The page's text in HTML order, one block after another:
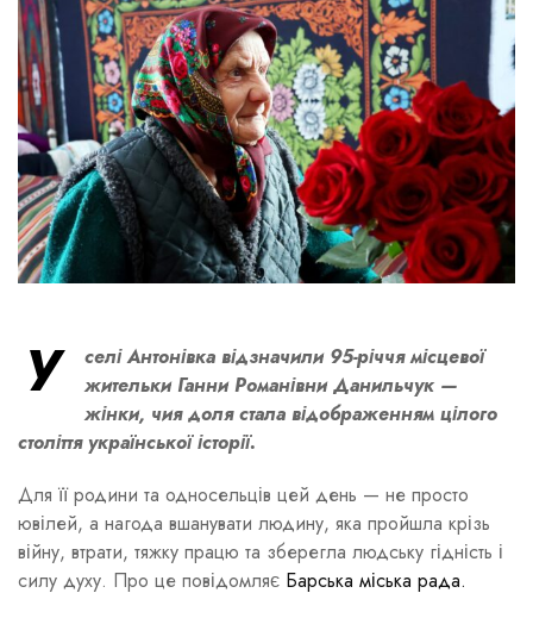
У
селі Антонівка відзначили 95-річчя місцевої
жительки Ганни Романівни Данильчук —
жінки, чия доля стала відображенням цілого
століття української історії.
Для її родини та односельців цей день — не просто
ювілей, а нагода вшанувати людину, яка пройшла крізь
війну, втрати, тяжку працю та зберегла людську гідність і
силу духу. Про це повідомляє Барська міська рада.